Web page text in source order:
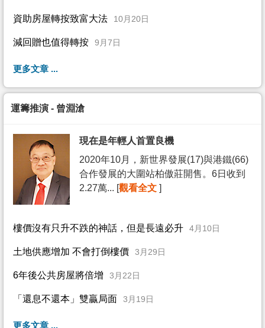
資助房屋轉按致富大法 10月20日
減回贈也值得轉按 9月7日
更多文章 ...
運籌推演 - 曾淵滄
現在是年輕人首置良機
2020年10月，新世界發展(17)與港鐵(66)
合作發展的大圍站柏傲莊開售。6日收到
2.27萬... [觀看全文 ]
樓價沒有只升不跌的神話，但是長遠必升 4月10日
土地供應增加 不會打倒樓價 3月29日
6年後公共房屋將倍增 3月22日
「還息不還本」雙贏局面 3月19日
更多文章 ...